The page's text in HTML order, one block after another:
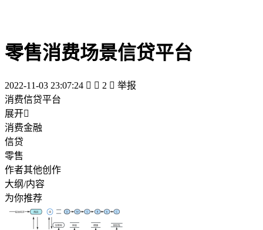
零售消费场景信贷平台
2022-11-03 23:07:24   2  举报
消费信贷平台
展开
消费金融
信贷
零售
作者其他创作
大纲/内容
为你推荐